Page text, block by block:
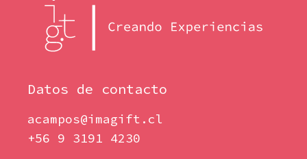
Datos de contacto
acampos@imagift.cl
+56 9 3191 4230